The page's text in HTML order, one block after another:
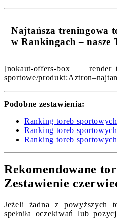
Najtańsza treningowa
w Rankingach – nasze
[nokaut-offers-box
sportowe/
Podobne zestawienia:
Ranking toreb
Ranking toreb
Ranking toreb
Rekomendowane
Zestawienie
Jeżeli żadna z powyższych
spełniła oczekiwań lub